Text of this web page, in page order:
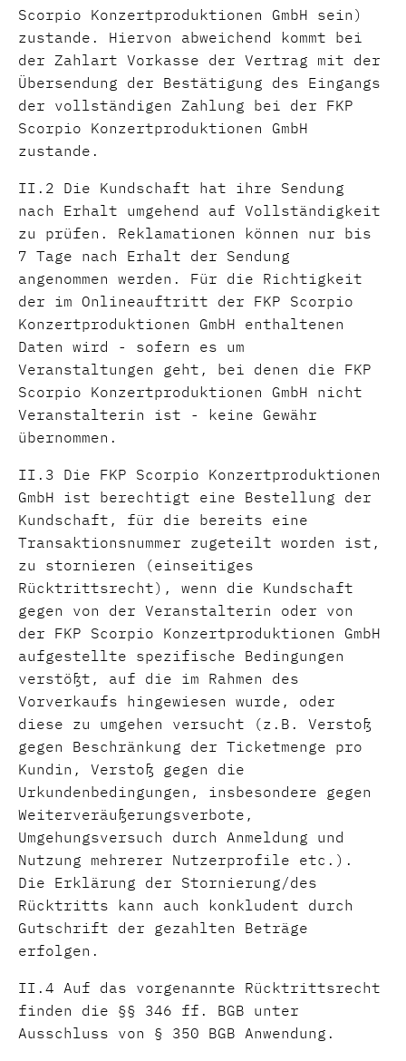
Scorpio Konzertproduktionen GmbH sein)
zustande. Hiervon abweichend kommt bei
der Zahlart Vorkasse der Vertrag mit der
Übersendung der Bestätigung des Eingangs
der vollständigen Zahlung bei der FKP
Scorpio Konzertproduktionen GmbH
zustande.
II.2 Die Kundschaft hat ihre Sendung
nach Erhalt umgehend auf Vollständigkeit
zu prüfen. Reklamationen können nur bis
7 Tage nach Erhalt der Sendung
angenommen werden. Für die Richtigkeit
der im Onlineauftritt der FKP Scorpio
Konzertproduktionen GmbH enthaltenen
Daten wird - sofern es um
Veranstaltungen geht, bei denen die FKP
Scorpio Konzertproduktionen GmbH nicht
Veranstalterin ist - keine Gewähr
übernommen.
II.3 Die FKP Scorpio Konzertproduktionen
GmbH ist berechtigt eine Bestellung der
Kundschaft, für die bereits eine
Transaktionsnummer zugeteilt worden ist,
zu stornieren (einseitiges
Rücktrittsrecht), wenn die Kundschaft
gegen von der Veranstalterin oder von
der FKP Scorpio Konzertproduktionen GmbH
aufgestellte spezifische Bedingungen
verstößt, auf die im Rahmen des
Vorverkaufs hingewiesen wurde, oder
diese zu umgehen versucht (z.B. Verstoß
gegen Beschränkung der Ticketmenge pro
Kundin, Verstoß gegen die
Urkundenbedingungen, insbesondere gegen
Weiterveräußerungsverbote,
Umgehungsversuch durch Anmeldung und
Nutzung mehrerer Nutzerprofile etc.).
Die Erklärung der Stornierung/des
Rücktritts kann auch konkludent durch
Gutschrift der gezahlten Beträge
erfolgen.
II.4 Auf das vorgenannte Rücktrittsrecht
finden die §§ 346 ff. BGB unter
Ausschluss von § 350 BGB Anwendung.